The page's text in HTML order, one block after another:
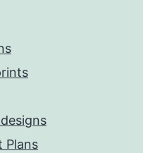
Plans